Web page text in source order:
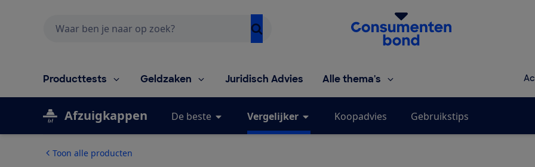
Homepage van de Consumentenbond
Producttests Geldzaken Juridisch Advies Alle thema's
Afzuigkappen De beste Vergelijker Koopadvies Gebruikstips
Toon alle producten